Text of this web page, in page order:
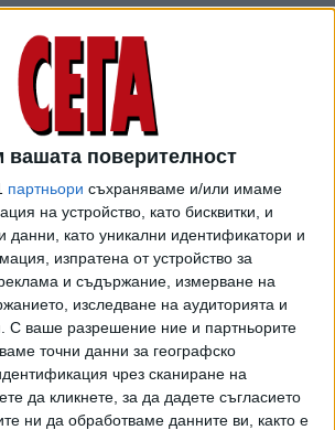
вашата поверителност
партньори съхраняваме и/или имаме
на устройство, като бисквитки, и
данни, като уникални идентификатори и
изпратена от устройство за
и съдържание, измерване на
изследване на аудиторията и
С ваше разрешение ние и партньорите
точни данни за географско
чрез сканиране на
да кликнете, за да дадете съгласието
ни да обработваме данните ви, както е
световна титла (от Дубай 2019), се
цялото бягане на втора позиция -
Майкъл Роьгър (Авл). След
бе изпреварен и от руснака
и от Антоан Прод (Фр), като
мин., близо 3 секунди по-слабо от
този сезон и същевременно
от 3:49:54 мин.
с 3:50:24, Рьогър е втори с
с 3:51:37.